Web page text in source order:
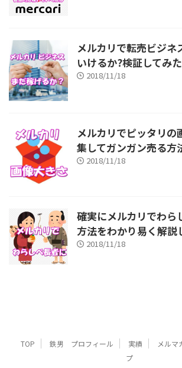
メルカリで転売ビジネ
いけるか?検証してみた
2018/11/18
メルカリでピッタリの
集してガンガン売る方
2018/11/18
確実にメルカリでわら
方法をわかり易く解説
2018/11/18
TOP 鉄男 プロフィール 実績 メルマ
プ